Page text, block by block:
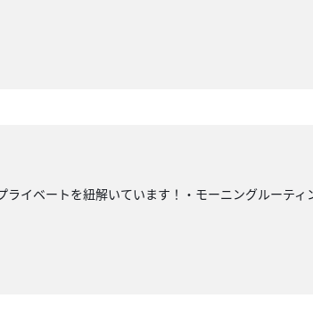
イベートを紐解いています！・モーニングルーティ